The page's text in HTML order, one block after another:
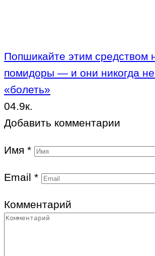
Попшикайте этим средством
помидоры — и они никогда не
«болеть»
04.9к.
Добавить комментарии
Имя *
Email *
Комментарий